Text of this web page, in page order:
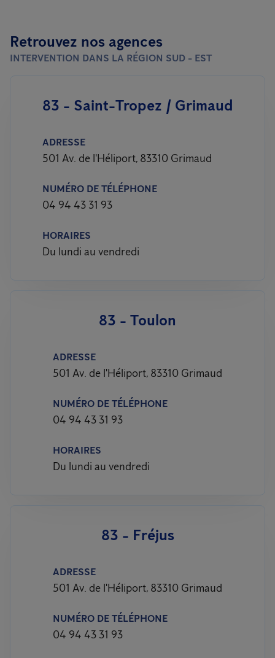
Retrouvez nos agences
INTERVENTION DANS LA RÉGION SUD - EST
83 - Saint-Tropez / Grimaud
ADRESSE
501 Av. de l'Héliport, 83310 Grimaud
NUMÉRO DE TÉLÉPHONE
04 94 43 31 93
HORAIRES
Du lundi au vendredi
83 - Toulon
ADRESSE
501 Av. de l'Héliport, 83310 Grimaud
NUMÉRO DE TÉLÉPHONE
04 94 43 31 93
HORAIRES
Du lundi au vendredi
83 - Fréjus
ADRESSE
501 Av. de l'Héliport, 83310 Grimaud
NUMÉRO DE TÉLÉPHONE
04 94 43 31 93